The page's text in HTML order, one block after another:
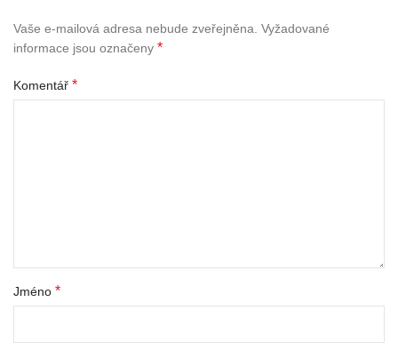
Vaše e-mailová adresa nebude zveřejněna. Vyžadované
informace jsou označeny *
Komentář *
Jméno *